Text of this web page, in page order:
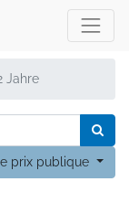
Jahre
prix publique